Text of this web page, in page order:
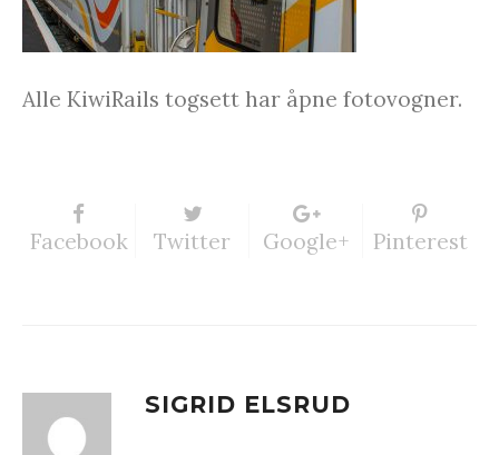
Alle KiwiRails togsett har åpne fotovogner.
Facebook Twitter Google+ Pinterest
SIGRID ELSRUD